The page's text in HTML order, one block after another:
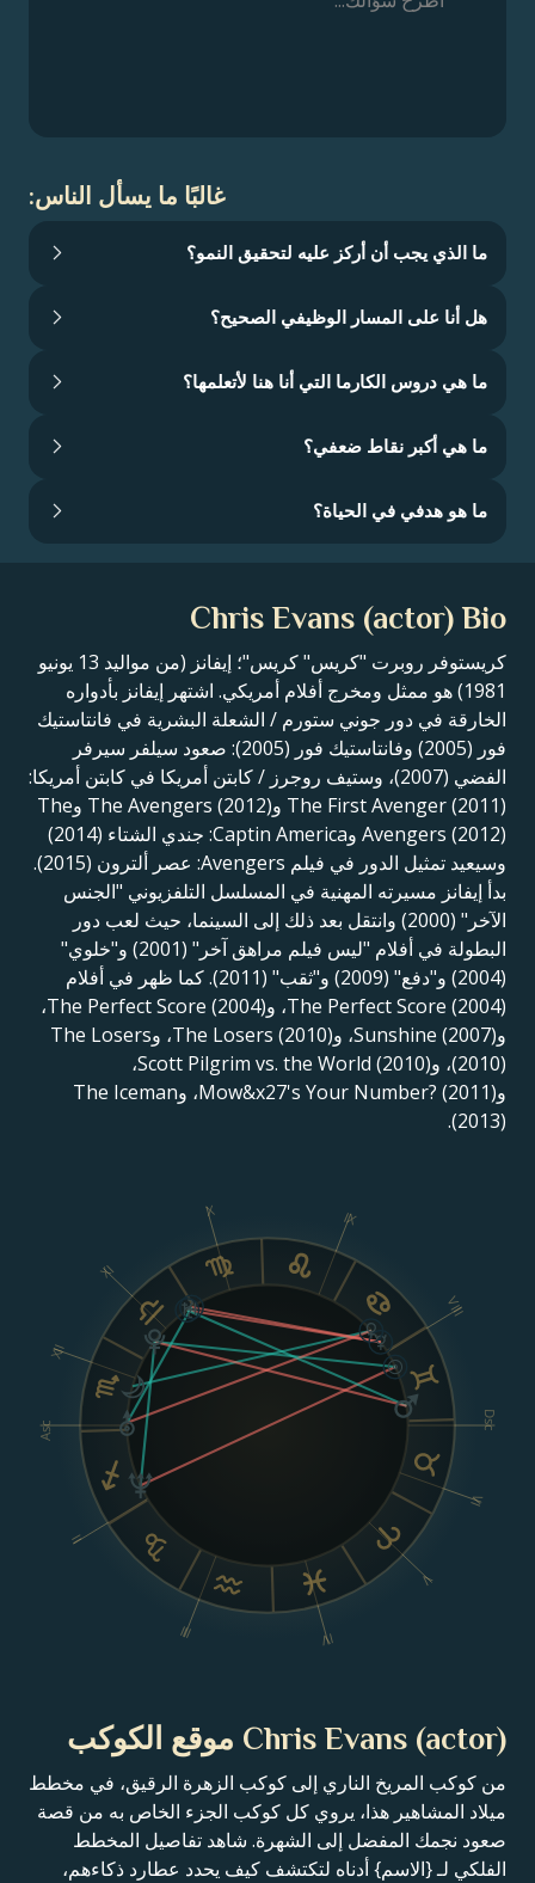
غالبًا ما يسأل الناس:
ما الذي يجب أن أركز عليه لتحقيق النمو؟
هل أنا على المسار الوظيفي الصحيح؟
ما هي دروس الكارما التي أنا هنا لأتعلمها؟
ما هي أكبر نقاط ضعفي؟
ما هو هدفي في الحياة؟
Chris Evans (actor) Bio
كريستوفر روبرت "كريس" كريس"؛ إيفانز (من مواليد 13 يونيو
1981) هو ممثل ومخرج أفلام أمريكي. اشتهر إيفانز بأدواره
الخارقة في دور جوني ستورم / الشعلة البشرية في فانتاستيك
فور (2005) وفانتاستيك فور (2005): صعود سيلفر سيرفر
الفضي (2007)، وستيف روجرز / كابتن أمريكا في كابتن أمريكا:
The First Avenger (2011) وThe Avengers (2012) وThe
Avengers (2012) وCaptin America: جندي الشتاء (2014)
وسيعيد تمثيل الدور في فيلم Avengers: عصر ألترون (2015).
بدأ إيفانز مسيرته المهنية في المسلسل التلفزيوني "الجنس
الآخر" (2000) وانتقل بعد ذلك إلى السينما، حيث لعب دور
البطولة في أفلام "ليس فيلم مراهق آخر" (2001) و"خلوي"
(2004) و"دفع" (2009) و"ثقب" (2011). كما ظهر في أفلام
The Perfect Score (2004)، وThe Perfect Score (2004)،
وSunshine (2007)، وThe Losers (2010)، وThe Losers
(2010)، وScott Pilgrim vs. the World (2010)،
وMow&x27's Your Number? (2011)، وThe Iceman
(2013).
Asc
II
III IV
V
VI
Dsc
VIII
IX
X
XI
XII
Chris Evans (actor) موقع الكوكب
من كوكب المريخ الناري إلى كوكب الزهرة الرقيق، في مخطط
ميلاد المشاهير هذا، يروي كل كوكب الجزء الخاص به من قصة
صعود نجمك المفضل إلى الشهرة. شاهد تفاصيل المخطط
الفلكي لـ {الاسم} أدناه لتكتشف كيف يحدد عطارد ذكاءهم،